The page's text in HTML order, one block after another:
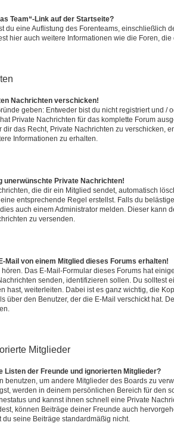
Team“-Link auf der Startseite?
du eine Auflistung des Forenteams, einschließlich
hier auch weitere Informationen wie die Foren,
Nachrichten verschicken!
geben: Entweder bist du nicht registriert und /
Private Nachrichten für das komplette Forum
dir das Recht, Private Nachrichten zu verschicken,
Informationen zu erhalten.
unerwünschte Private Nachrichten!
die dir ein Mitglied sendet, automatisch
entsprechende Regel erstellst. Falls du
auch einem Administrator melden. Dieser kann
zu versenden.
Mail von einem Mitglied dieses Forums erhalten!
hören. Das E-Mail-Formular dieses Forums hat
senden, identifizieren sollen. Du solltest
hast, weiterleiten. Dabei ist es ganz wichtig, die
über den Benutzer, der die E-Mail verschickt hat.
Mitglieder
Listen der Freunde und ignorierten Mitglieder?
benutzen, um andere Mitglieder des Boards zu
werden in deinem persönlichen Bereich für den
und kannst ihnen schnell eine Private
können Beiträge deiner Freunde auch
seine Beiträge standardmäßig nicht.